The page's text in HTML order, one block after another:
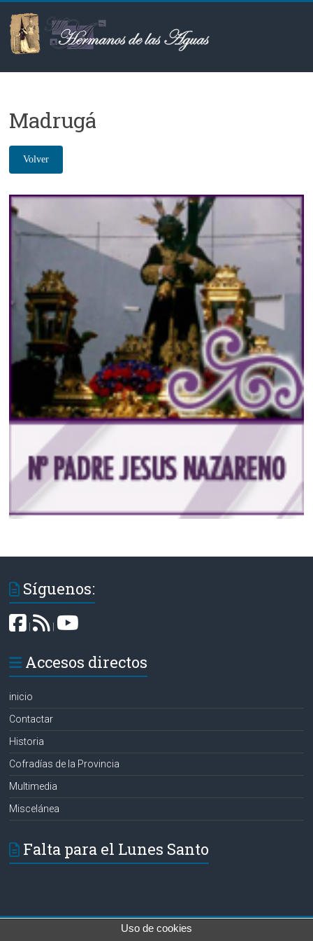
contenido
Hermanos
las
Aguas
Madrugá
Síguenos:
|
Accesos directos
inicio
Contactar
Historia
Cofradías de la Provincia
Multimedia
Miscelánea
Falta para el Lunes Santo
Hermanos de las Aguas. Todos los derechos reservados.
Uso de cookies